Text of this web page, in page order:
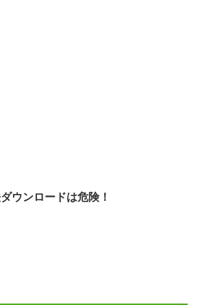
ウンロードは危険！